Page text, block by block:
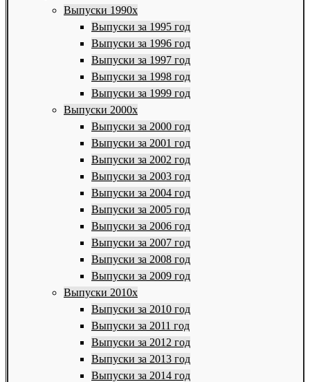
Выпуски 1990х
Выпуски за 1995 год
Выпуски за 1996 год
Выпуски за 1997 год
Выпуски за 1998 год
Выпуски за 1999 год
Выпуски 2000х
Выпуски за 2000 год
Выпуски за 2001 год
Выпуски за 2002 год
Выпуски за 2003 год
Выпуски за 2004 год
Выпуски за 2005 год
Выпуски за 2006 год
Выпуски за 2007 год
Выпуски за 2008 год
Выпуски за 2009 год
Выпуски 2010х
Выпуски за 2010 год
Выпуски за 2011 год
Выпуски за 2012 год
Выпуски за 2013 год
Выпуски за 2014 год